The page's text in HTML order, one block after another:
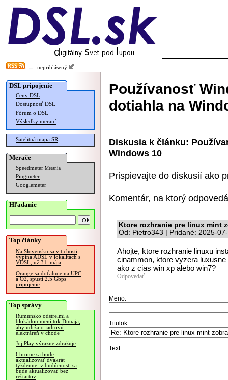
neprihlásený
DSL pripojenie
Ceny DSL
Dostupnosť DSL
Fórum o DSL
Výsledky meraní
Satelitná mapa SR
Merače
Speedmeter Merania
Pingmeter
Googlemeter
Hľadanie
Top články
Na Slovensku sa v tichosti
vypína ADSL v lokalitách s
VDSL, už 31. mája
Orange sa doťahuje na UPC
a O2, spustí 2.5 Gbps
pripojenie
Top správy
Rumunsko odstrelmi a
blokádou mení tok Dunaja,
aby udržalo jadrovú
elektráreň v chode
Joj Play výrazne zdražuje
Chrome sa bude
aktualizovať dvakrát
týždenne, v budúcnosti sa
bude aktualizovať bez
reštartov
Používanosť
dotiahla na
Diskusia k článku:
Windows 10
Prispievajte do diskusií ako
Komentár, na ktorý
Ktore rozhranie pre linux mint
Od: Pietro343 | Pridané: 2025-
Ahojte, ktore rozhranie linuxu
cinammon, ktore vyzera
ako z cias win xp alebo win7?
Odpovedať
Meno:
Titulok:
Text: